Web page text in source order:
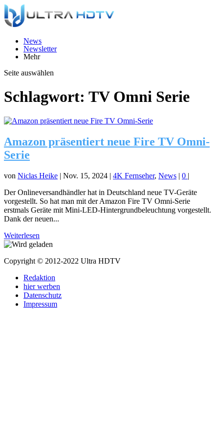
News
Newsletter
Mehr
Seite auswählen
Schlagwort: TV Omni Serie
Amazon präsentiert neue Fire TV Omni-
Serie
von Niclas Heike | Nov. 15, 2024 | 4K Fernseher, News | 0 |
Der Onlineversandhändler hat in Deutschland neue TV-Geräte
vorgestellt. So hat man mit der Amazon Fire TV Omni-Serie
erstmals Geräte mit Mini-LED-Hintergrundbeleuchtung vorgestellt.
Dank der neuen...
Weiterlesen
Copyright © 2012-2022 Ultra HDTV
Redaktion
hier werben
Datenschutz
Impressum